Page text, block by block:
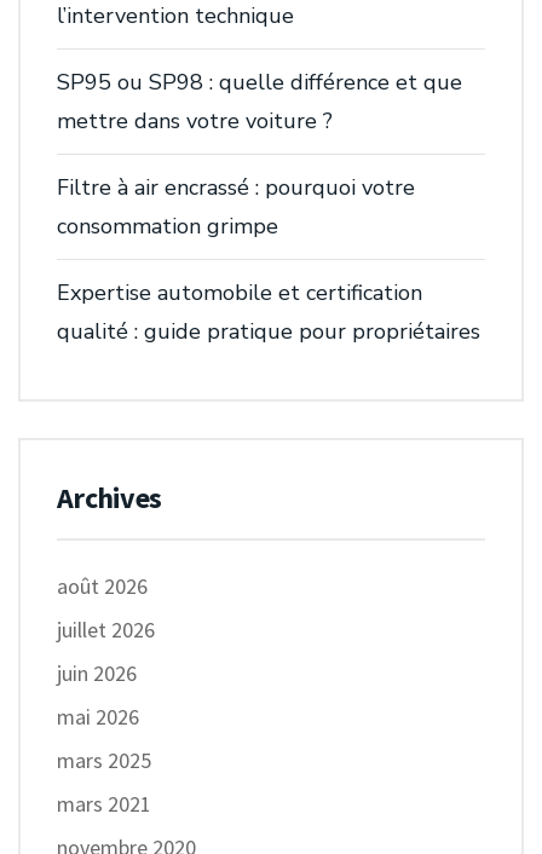
l’intervention technique
SP95 ou SP98 : quelle différence et que
mettre dans votre voiture ?
Filtre à air encrassé : pourquoi votre
consommation grimpe
Expertise automobile et certification
qualité : guide pratique pour propriétaires
Archives
août 2026
juillet 2026
juin 2026
mai 2026
mars 2025
mars 2021
novembre 2020